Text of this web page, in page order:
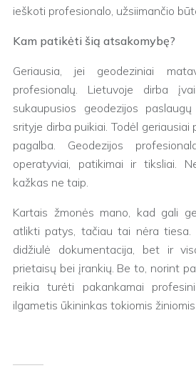
ieškoti profesionalo, užsiimančio
Kam patikėti šią atsakomybę?
Geriausia, jei geodeziniai
profesionalų. Lietuvoje dirba
sukaupusios geodezijos
srityje dirba puikiai. Todėl
pagalba. Geodezijos
operatyviai, patikimai ir tiksliai.
kažkas ne taip.
Kartais žmonės mano, kad gali
atlikti patys, tačiau tai nėra tiesa.
didžiulė dokumentacija, bet ir
prietaisų bei įrankių. Be to, norint
reikia turėti pakankamai
ilgametis ūkininkas tokiomis